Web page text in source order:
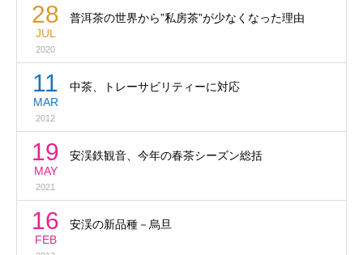
28
JUL
2020
普洱茶の世界から”私房茶”が少なくなった理由
11
MAR
2012
中茶、トレーサビリティーに対応
19
MAY
2021
安渓鉄観音、今年の春茶シーズン総括
16
FEB
安渓の新品種－烏旦